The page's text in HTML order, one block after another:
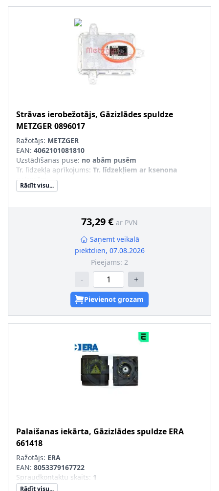
Strāvas ierobežotājs, Gāzizlādes spuldze
METZGER0896017
Ražotājs: METZGER
EAN: 4062101081810
Uzstādīšanas puse: no abām pusēm
Tr. līdzekļa aprīkojums: Tr. līdzekļiem ar ksenona
gaismām
Rādīt visu...
73,29 € ar PVN
Saņemt veikalā
piektdien, 07.08.2026
Pieejams: 2
- +
Pievienot grozam
Palaišanas iekārta, Gāzizlādes spuldze ERA
661418
Ražotājs: ERA
EAN: 8053379167722
Spraudkontaktu skaits: 1
Rādīt visu...